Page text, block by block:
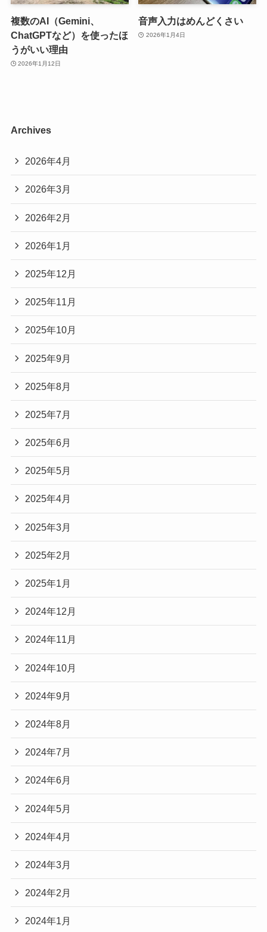
複数のAI（Gemini、
ChatGPTなど）を使ったほ
うがいい理由
2026年1月12日
音声入力はめんどくさい
2026年1月4日
Archives
2026年4月
2026年3月
2026年2月
2026年1月
2025年12月
2025年11月
2025年10月
2025年9月
2025年8月
2025年7月
2025年6月
2025年5月
2025年4月
2025年3月
2025年2月
2025年1月
2024年12月
2024年11月
2024年10月
2024年9月
2024年8月
2024年7月
2024年6月
2024年5月
2024年4月
2024年3月
2024年2月
2024年1月